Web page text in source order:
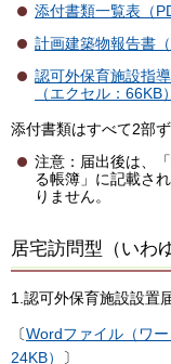
添付書類一覧表（
計画建築物報告書
認可外保育施設指
（エクセル：66KB）
添付書類はすべて2部
注意：届出後は、
る帳簿」に記載さ
りません。
居宅訪問型（いわ
1.認可外保育施設設置
〔Wordファイル（ワー
24KB）
〕